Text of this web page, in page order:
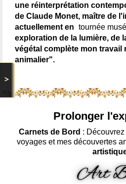
>
une réinterprétation
de Claude Monet, maître de
actuellement en tournée
exploration de la lumière, de
végétal complète mon travail
animalier".
Prolonger
Carnets de Bord :
voyages et mes découvertes